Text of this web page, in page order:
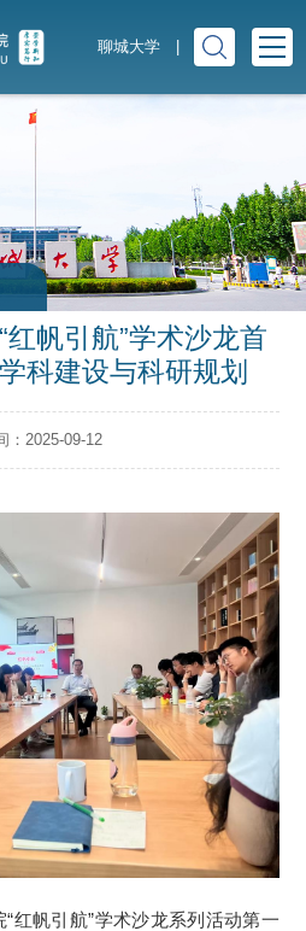
聊城大学
红帆引航”学术沙龙首
科建设与科研规划
：2025-09-12
红帆引航”学术沙龙系列活动第一